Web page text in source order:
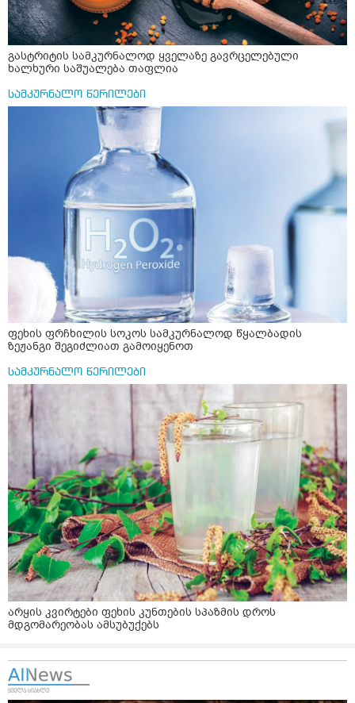
გასტრიტის სამკურნალოდ ყველაზე გავრცელებული
ხალხური საშუალება თაფლია
სამკურნალო წერილები
ფეხის ფრჩხილის სოკოს სამკურნალოდ წყალბადის
ზეჟანგი შეგიძლიათ გამოიყენოთ
სამკურნალო წერილები
არყის კვირტები ფეხის კუნთების სპაზმის დროს
მდგომარეობას ამსუბუქებს